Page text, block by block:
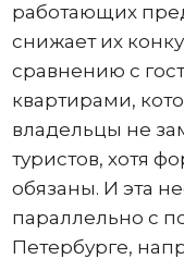
работающих
снижает их
сравнению с
квартирами,
владельцы не
туристов, хотя
обязаны. И эта
параллельно с
Петербурге,